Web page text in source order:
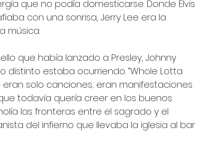
que no podía domesticarse. Donde Elvis
con una sonrisa, Jerry Lee era la
música.
que había lanzado a Presley, Johnny
distinto estaba ocurriendo. “Whole Lotta
eran solo canciones; eran manifestaciones
todavía quería creer en los buenos
las fronteras entre el sagrado y el
del infierno que llevaba la iglesia al bar